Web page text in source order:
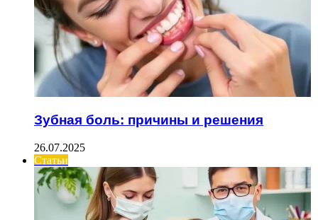
Зубная боль: причины и решения
26.07.2025
Статьи